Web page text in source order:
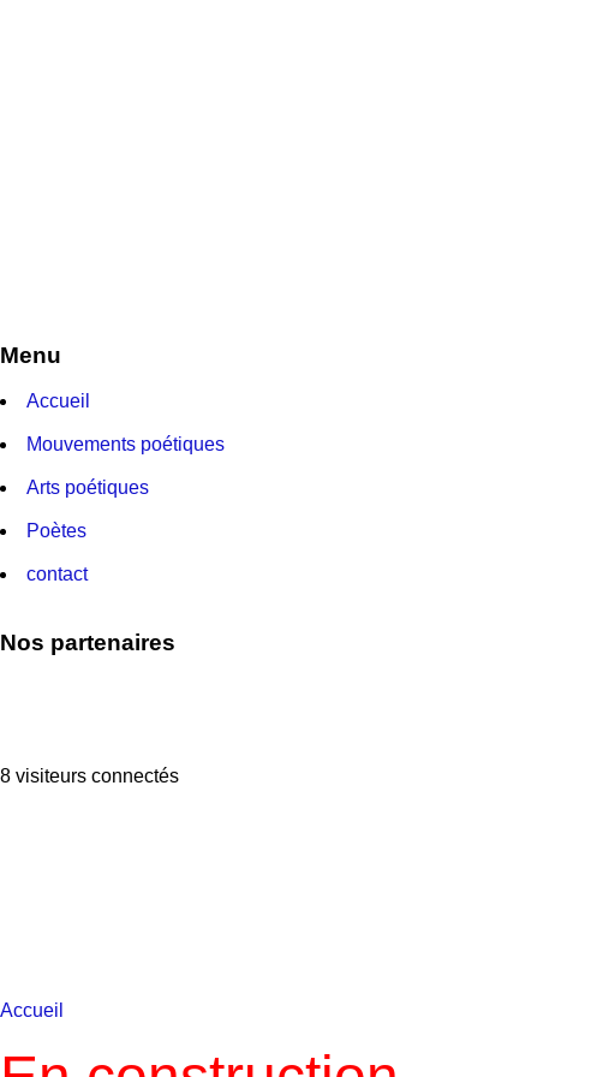
Menu
Accueil
Mouvements poétiques
Arts poétiques
Poètes
contact
Nos partenaires
8 visiteurs connectés
Accueil